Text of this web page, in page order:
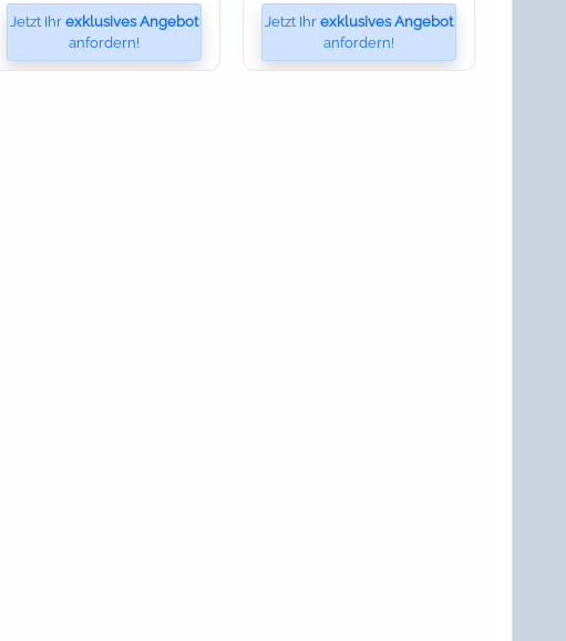
Jetzt Ihr exklusives Angebot
anfordern!
Jetzt Ihr exklusives Angebot
anfordern!